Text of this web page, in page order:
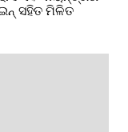
ସହିତ ମିଳିତ